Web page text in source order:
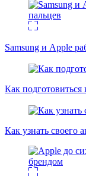
Samsung и Apple
Как
Как узнать своего